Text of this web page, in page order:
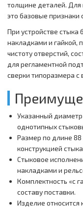
толщине деталей.
это базовые признаки
При устройстве стыка
накладками и гайкой,
чистоту отверстий,
для регламентной
сверки типоразмера
Указанный диаметр
однотипных
Размер по длине 88
конструкцией
Стыковое
накладками и
Комплектность «с
составу поставки.
Изделие относится